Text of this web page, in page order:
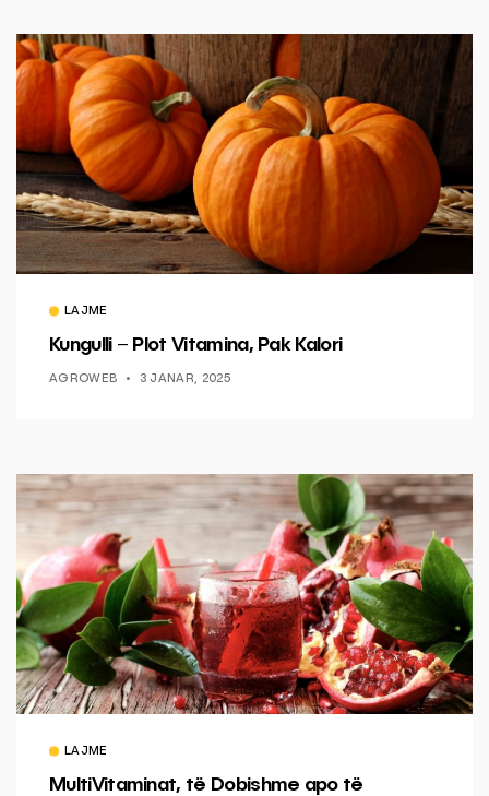
LAJME
Kungulli – Plot Vitamina, Pak Kalori
AGROWEB 3 JANAR, 2025
LAJME
MultiVitaminat, të Dobishme apo të